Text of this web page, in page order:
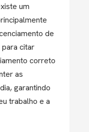
um
de
citar
correto
as
garantindo
trabalho e a